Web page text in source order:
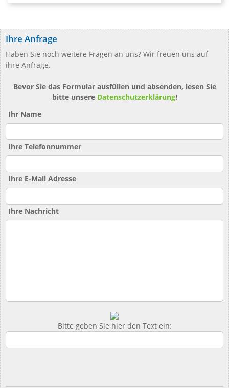
Ihre Anfrage
Haben Sie noch weitere Fragen an uns? Wir freuen uns auf
ihre Anfrage.
Bevor Sie das Formular ausfüllen und absenden, lesen Sie
bitte unsere Datenschutzerklärung!
Ihr Name
Ihre Telefonnummer
Ihre E-Mail Adresse
Ihre Nachricht
Bitte geben Sie hier den Text ein: